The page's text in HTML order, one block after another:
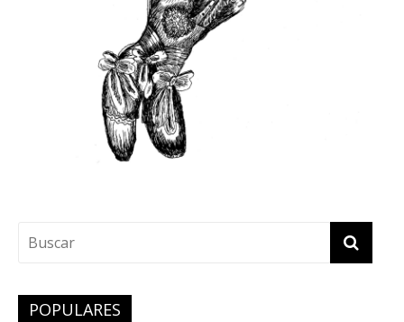
POPULARES